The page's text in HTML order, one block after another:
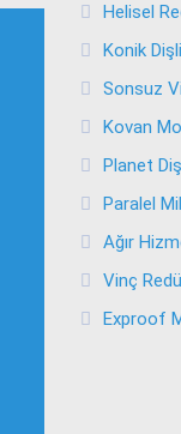
Helisel
Konik
Sonsuz
Kovan
Planet
Paralel
Ağır
Vinç
Exproof